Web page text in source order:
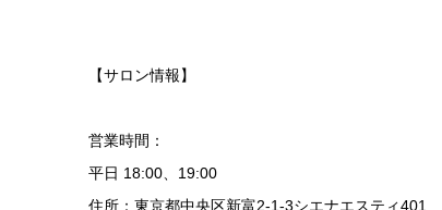
【サロン情報】
営業時間：
平日 18:00、19:00
住所：東京都中央区新富2-1-3シエナエスティ401